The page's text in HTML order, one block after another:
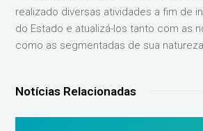
realizado diversas atividades a fim de
do Estado e atualizá-los tanto com as
como as segmentadas de sua
Notícias Relacionadas